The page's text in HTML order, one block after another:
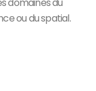
ou du spatial.